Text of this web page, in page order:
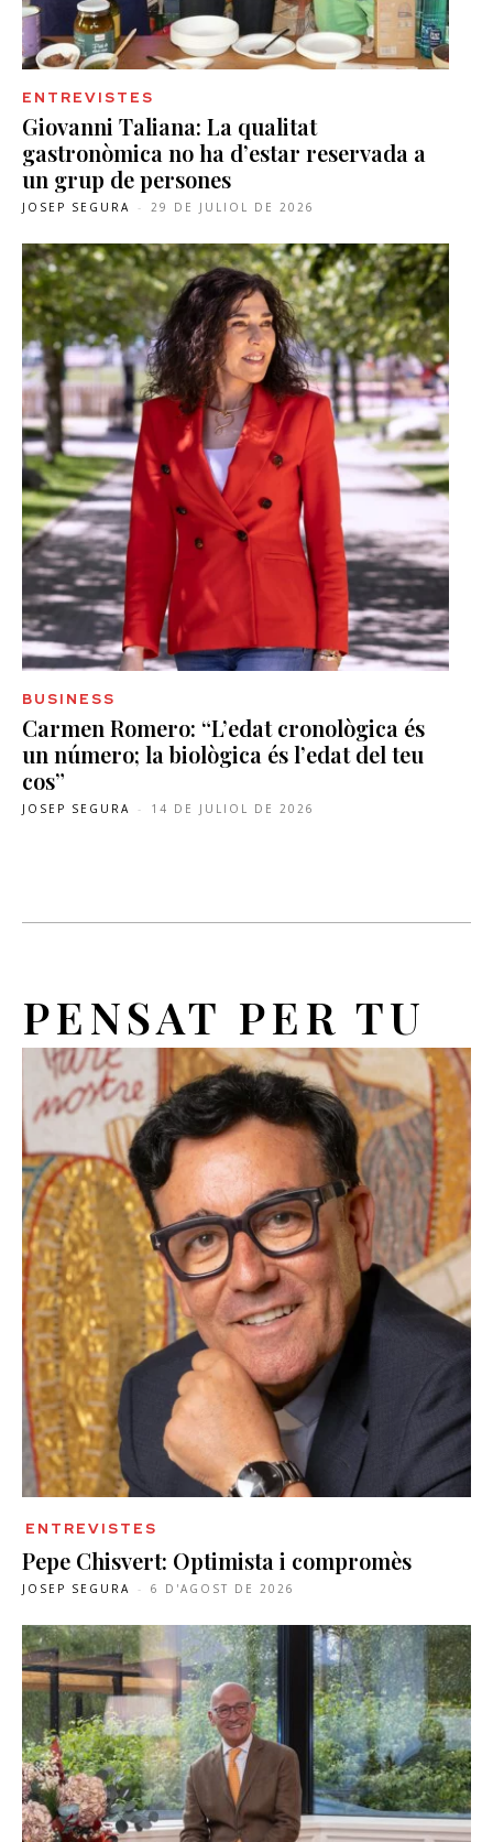
ENTREVISTES
Giovanni Taliana: La qualitat
gastronòmica no ha d’estar reservada a
un grup de persones
JOSEP SEGURA - 29 DE JULIOL DE 2026
BUSINESS
Carmen Romero: “L’edat cronològica és
un número; la biològica és l’edat del teu
cos”
JOSEP SEGURA - 14 DE JULIOL DE 2026
PENSAT PER TU
ENTREVISTES
Pepe Chisvert: Optimista i compromès
JOSEP SEGURA - 6 D'AGOST DE 2026